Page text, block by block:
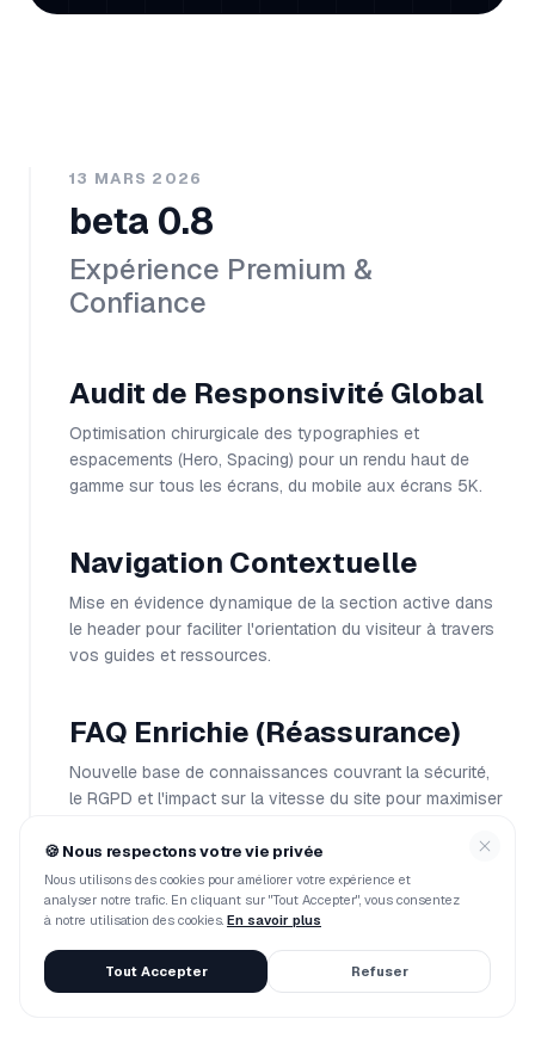
13 MARS 2026
beta 0.8
Expérience Premium &
Confiance
Audit de Responsivité Global
Optimisation chirurgicale des typographies et
espacements (Hero, Spacing) pour un rendu haut de
gamme sur tous les écrans, du mobile aux écrans 5K.
Navigation Contextuelle
Mise en évidence dynamique de la section active dans
le header pour faciliter l'orientation du visiteur à travers
vos guides et ressources.
FAQ Enrichie (Réassurance)
Nouvelle base de connaissances couvrant la sécurité,
le RGPD et l'impact sur la vitesse du site pour maximiser
Gestion de Consentement
privacy policy pour assurer une conformité totale avant
le scaling public.
🍪 Nous respectons votre vie privée
Nous utilisons des cookies pour améliorer votre expérience et
analyser notre trafic. En cliquant sur "Tout Accepter", vous consentez
à notre utilisation des cookies. En savoir plus
Tout Accepter Refuser